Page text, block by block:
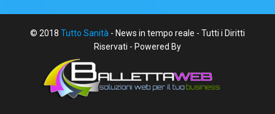
© 2018 Tutto Sanità - News in tempo reale - Tutti i Diritti
Riservati - Powered By